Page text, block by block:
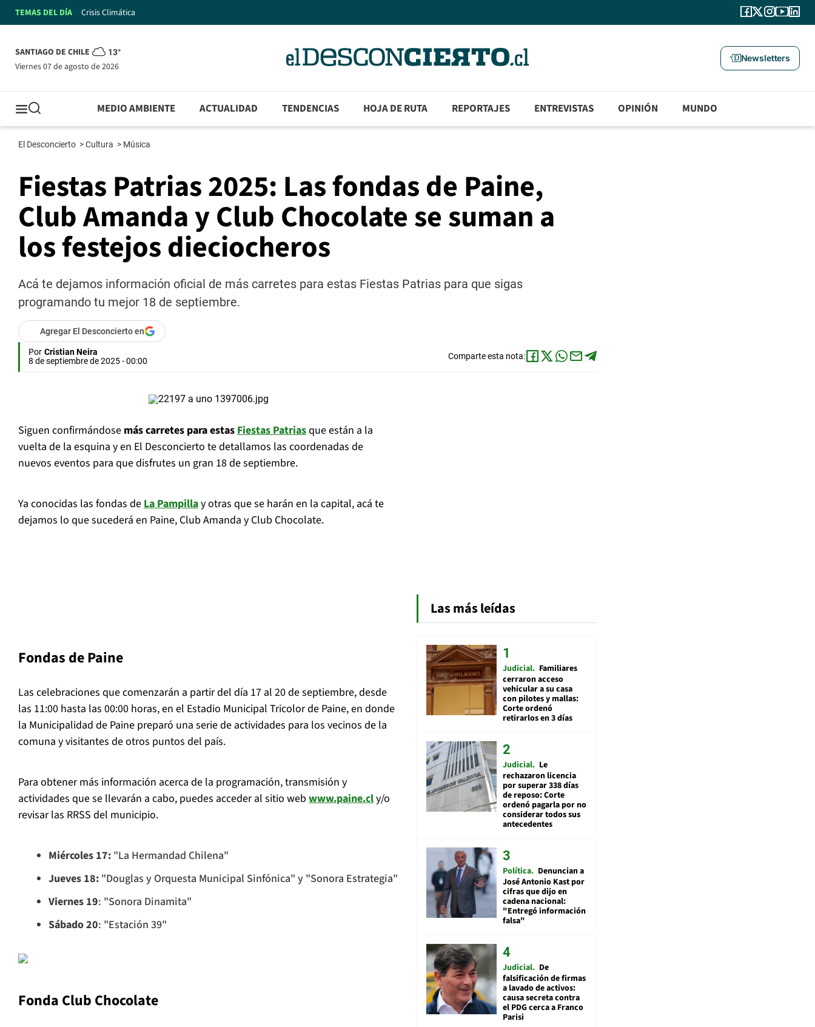
TEMAS DEL DÍA Crisis Climática
SANTIAGO DE CHILE 13°
viernes 07 de agosto de 2026
Newsletters
MEDIO AMBIENTE ACTUALIDAD TENDENCIAS HOJA DE RUTA REPORTAJES ENTREVISTAS OPINIÓN MUNDO
El Desconcierto >Cultura > Música
Fiestas Patrias 2025: Las fondas de Paine,
Club Amanda y Club Chocolate se suman a
los festejos dieciocheros
Acá te dejamos información oficial de más carretes para estas Fiestas Patrias para que sigas
programando tu mejor 18 de septiembre.
Agregar El Desconcierto en
Por Cristian Neira
8 de septiembre de 2025 - 00:00
Comparte esta nota:
Siguen confirmándose más carretes para estasFiestas Patriasque están a la
vuelta de la esquina y en El Desconcierto te detallamos las coordenadas de
nuevos eventos para que disfrutes un gran 18 de septiembre.
Ya conocidas las fondas deLa Pampillay otras que se harán en la capital, acá te
dejamos lo que sucederá en Paine, Club Amanda y Club Chocolate.
Fondas de Paine
Las celebraciones que comenzarán a partir del día 17 al 20 de septiembre, desde
las 11:00 hasta las 00:00 horas, en el Estadio Municipal Tricolor de Paine, en donde
la Municipalidad de Paine preparó una serie de actividades para los vecinos de la
comuna y visitantes de otros puntos del país.
Para obtener más información acerca de la programación, transmisión y
actividades que se llevarán a cabo, puedes acceder al sitio webwww.paine.cly/o
revisar las RRSS del municipio.
Miércoles 17: "La Hermandad Chilena"
Jueves 18: "Douglas y Orquesta Municipal Sinfónica" y "Sonora Estrategia"
Viernes 19: "Sonora Dinamita"
Sábado 20: "Estación 39"
Fonda Club Chocolate
Las más leídas
Judicial Familiares
cerraron acceso
vehicular a su casa
con pilotes y mallas:
Corte ordenó
retirarlos en 3 días
Judicial Le
rechazaron licencia
por superar 338 días
de reposo: Corte
ordenó pagarla por no
considerar todos sus
antecedentes
Política Denuncian a
José Antonio Kast por
cifras que dijo en
cadena nacional:
"Entregó información
falsa"
Judicial De
falsificación de firmas
a lavado de activos:
causa secreta contra
el PDG cerca a Franco
Parisi